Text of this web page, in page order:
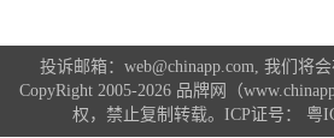
投诉邮箱：web@chinapp.com, 我们将
CopyRight 2005-2026 品牌网（
权，禁止复制转载。ICP证号： 粤